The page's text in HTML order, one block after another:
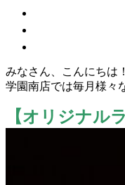
みなさん、こんにちは！
学園南店では毎月様々
【オリジナ